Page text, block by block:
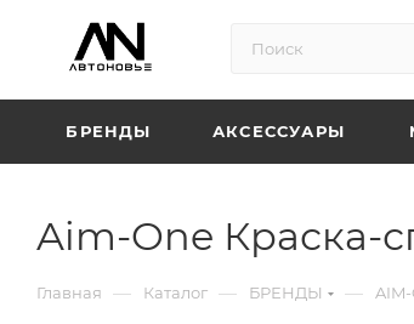
БРЕНДЫ АКСЕССУАРЫ
Aim-One Краска-
Главная — Каталог — БРЕНДЫ —